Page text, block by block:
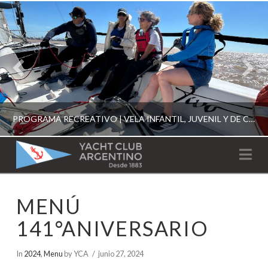
PROGRAMA RECREATIVO | VELA INFANTIL, JUVENIL Y DE CRUCERO 2026
YACHT
CLUB
ARGENTINO
MENÚ
141°ANIVERSARIO
In 2024,Menu by YCA junio 27, 2024